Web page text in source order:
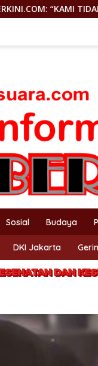
TUTUP RUANG
Sosial Budaya
DKI Jakarta
DAN